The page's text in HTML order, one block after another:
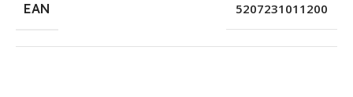
EAN 5207231011200